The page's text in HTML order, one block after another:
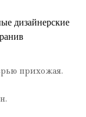
дизайнерские
прихожая.